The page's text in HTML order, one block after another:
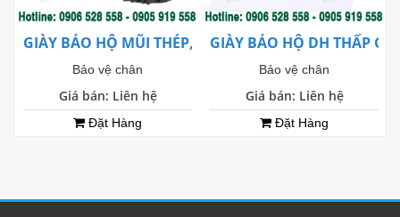
GIÀY BẢO HỘ MŨI THÉP, ĐẾ THÉP DRAGON 1NR
Bảo vệ chân
Giá bán: Liên hệ
Đặt Hàng
GIÀY BẢO HỘ DH THẤP CỔ
Bảo vệ chân
Giá bán: Liên hệ
Đặt Hàng